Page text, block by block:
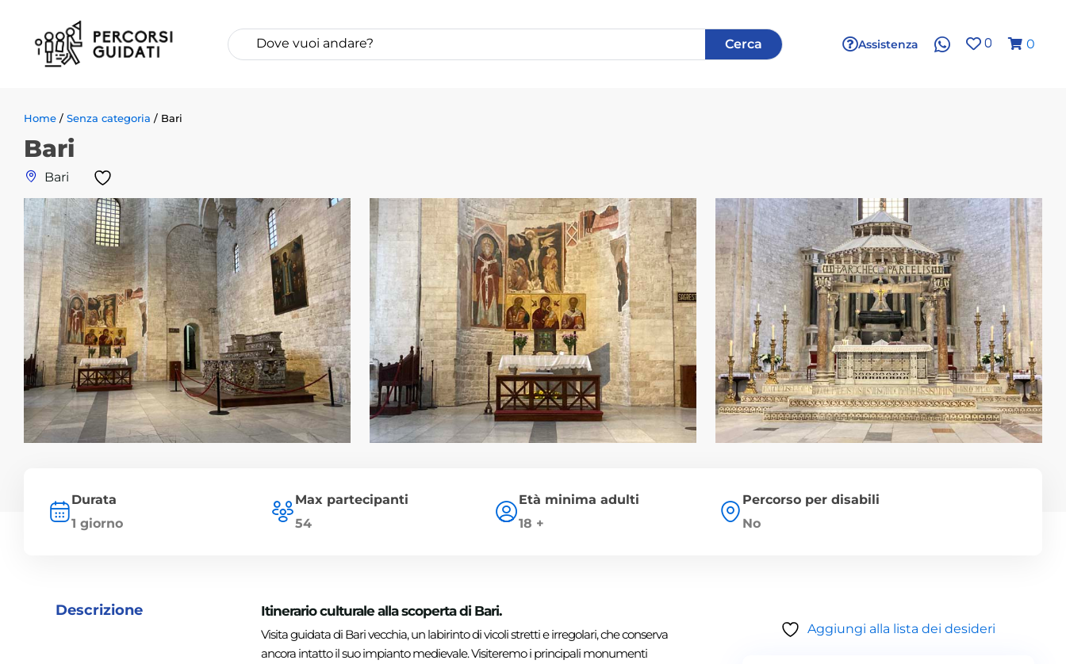
Cerca Assistenza 0 0
Home / Senza categoria / Bari
Bari
Bari
Durata
1 giorno
Max partecipanti
54
Età minima adulti
18 +
Percorso per disabili
No
Descrizione Itinerario culturale alla scoperta di Bari.
Visita guidata di Bari vecchia, un labirinto di vicoli stretti e irregolari, che conserva
ancora intatto il suo impianto medievale. Visiteremo i principali monumenti
Aggiungi alla lista dei desideri